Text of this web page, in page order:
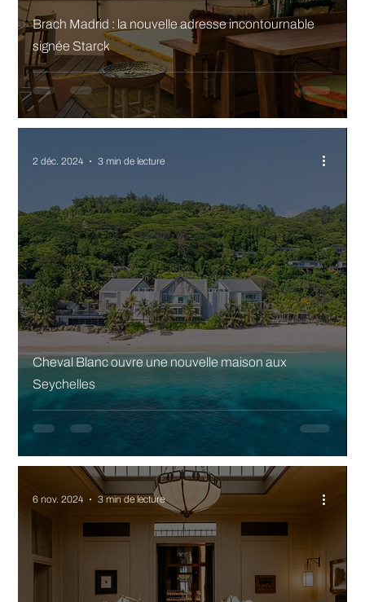
Brach Madrid : la nouvelle adresse incontournable
signée Starck
Cheval Blanc ouvre une nouvelle maison aux
Seychelles
2 déc. 2024 3 min de lecture
6 nov. 2024 3 min de lecture